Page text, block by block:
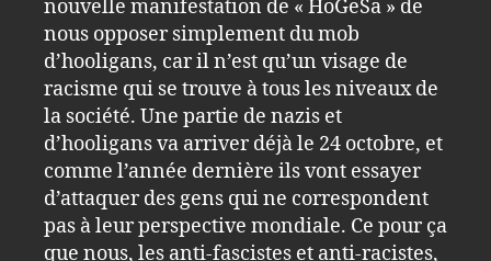
nouvelle manifestation de « HoGeSa » de
nous opposer simplement du mob
d’hooligans, car il n’est qu’un visage de
racisme qui se trouve à tous les niveaux de
la société. Une partie de nazis et
d’hooligans va arriver déjà le 24 octobre, et
comme l’année dernière ils vont essayer
d’attaquer des gens qui ne correspondent
pas à leur perspective mondiale. Ce pour ça
que nous, les anti-fascistes et anti-racistes,